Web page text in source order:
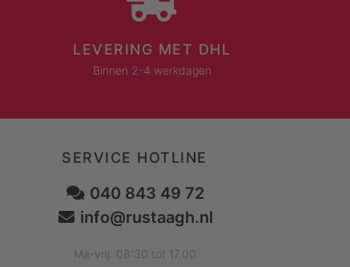
LEVERING MET DHL
Binnen 2-4 werkdagen
SERVICE HOTLINE
040 843 49 72
info@rustaagh.nl
Ma-vrij: 08:30 tot 17.00